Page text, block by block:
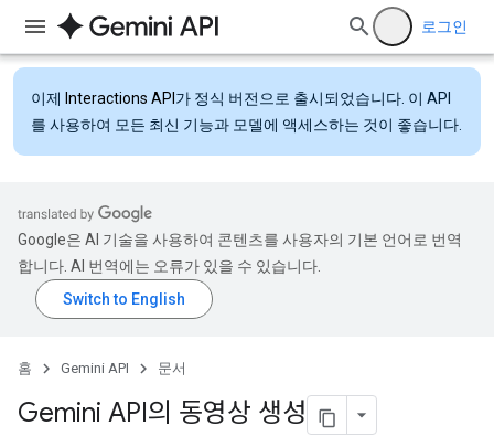
로그인
이제 Interactions API 가 정식 버전으로 출시되었습니다. 이 API
를 사용하여 모든 최신 기능과 모델에 액세스하는 것이 좋습니다.
Google은 AI 기술을 사용하여 콘텐츠를 사용자의 기본 언어로 번역
합니다. AI 번역에는 오류가 있을 수 있습니다.
홈 Gemini API 문서
Gemini API의 동영상 생성